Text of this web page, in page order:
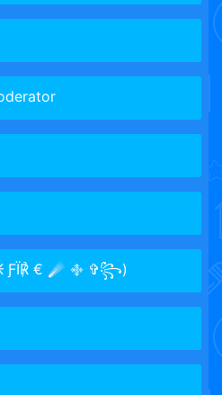
ƑÏ℟ € ☄️ ࿇ ✞꧂)